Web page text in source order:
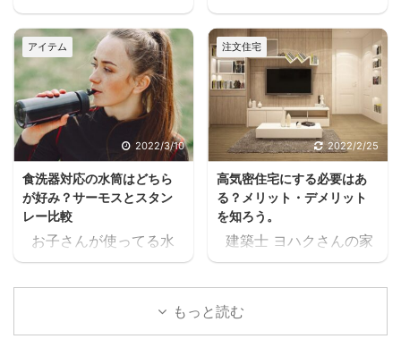
うわぁぁーーースキマ
ヨハクどした！ まじかー
ーーー！！スキマ ヨハク
何が！ 早く見とけば良か
ったーーー！スキマ ヨハ
クうるさいなぁ。何の
話？ 本当に無料で大丈夫
か、何回も確認したけ
ど、間違いなく無料だっ
たスキマ 11時間以上の無
料セミナーが見れた上
に、どんどん、追加でセ
ミナーが見れるんだけど
スキマ このセミナー、学
生の頃に見たかったなぁ
これ見てたら、恐らく人
ヨハク子育てしながら働
きたいけどフルタイムは
厳しいし、でもお金は必
要だって人が家を建てる
方には多いと思うんだよ
ね。 住宅ローンが始ま
ると支出が増えるし、老
後の為にも共働きの家庭
が増えるよね・・・スキ
マ ヨハク普通はパート
に出たりして時給1,000
円前後の仕事を1日6時間
位頑張って働いて、何と
か月10万位は稼げるかも
しれないけど 肉体的・精
神的に疲労して夫婦喧嘩
アイテム
2022/3/10
食洗器対応の水筒はどちら
が好み？サーモスとスタン
レー比較
お子さんが使ってる水
筒や、ご家族が使ってる
水筒。 ヨハク食洗器で
洗うにつれて外側が剥が
注文住宅
2022/2/25
高気密住宅にする必要はあ
る？メリット・デメリット
を知ろう。
建築士 ヨハクさんの家
は 高気密住宅ですよ！
と言われたのですが ヨ
ハク高気密住宅って
もっと読む